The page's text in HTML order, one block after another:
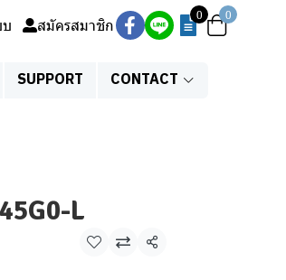
บ สมัครสมาชิก
0 0
SUPPORT CONTACT
L
แชร์